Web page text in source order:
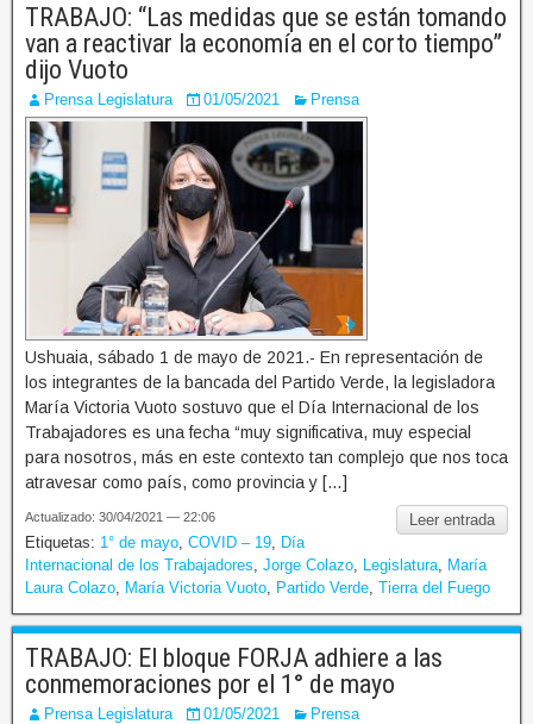
TRABAJO: “Las medidas que se están tomando
van a reactivar la economía en el corto tiempo”
dijo Vuoto
Prensa Legislatura 01/05/2021 Prensa
Ushuaia, sábado 1 de mayo de 2021.- En representación de
los integrantes de la bancada del Partido Verde, la legisladora
María Victoria Vuoto sostuvo que el Día Internacional de los
Trabajadores es una fecha “muy significativa, muy especial
para nosotros, más en este contexto tan complejo que nos toca
atravesar como país, como provincia y […]
Leer entrada
Actualizado: 30/04/2021 — 22:06
Etiquetas: 1° de mayo COVID – 19
Día
Internacional de los Trabajadores Jorge Colazo Legislatura
María
Laura Colazo
María Victoria Vuoto Partido Verde Tierra del Fuego
TRABAJO: El bloque FORJA adhiere a las
conmemoraciones por el 1° de mayo
Prensa Legislatura 01/05/2021 Prensa